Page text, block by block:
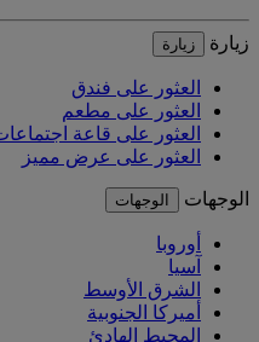
زيارة زيارة
العثور على فندق
العثور على مطعم
العثور على قاعة
العثور على عرض مميز
الوجهات الوجهات
أوروبا
آسيا
الشرق الأوسط
أميركا الجنوبية
المحيط الهادئ